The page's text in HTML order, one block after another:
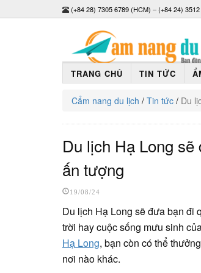
(+84 28) 7305 6789 (HCM) –(+84 24)
TRANG CHỦ TIN TỨC
Cẩm nang du lịch / Tin tức / Du
Du lịch Hạ Long
ấn tượng
19/08/24
Du lịch Hạ Long sẽ đưa bạn đi
trời hay cuộc sống mưu sinh
Hạ Long, bạn còn có thể
nơi nào khác.